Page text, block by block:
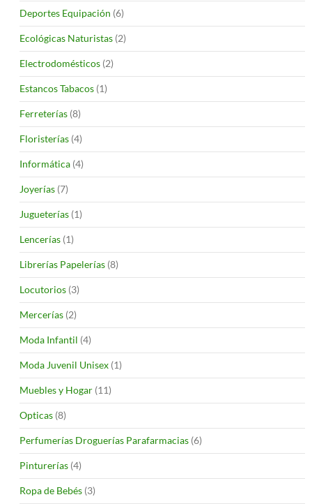
Deportes Equipación (6)
Ecológicas Naturistas (2)
Electrodomésticos (2)
Estancos Tabacos (1)
Ferreterías (8)
Floristerías (4)
Informática (4)
Joyerías (7)
Jugueterías (1)
Lencerías (1)
Librerías Papelerías (8)
Locutorios (3)
Mercerías (2)
Moda Infantil (4)
Moda Juvenil Unisex (1)
Muebles y Hogar (11)
Opticas (8)
Perfumerías Droguerías Parafarmacias (6)
Pinturerías (4)
Ropa de Bebés (3)